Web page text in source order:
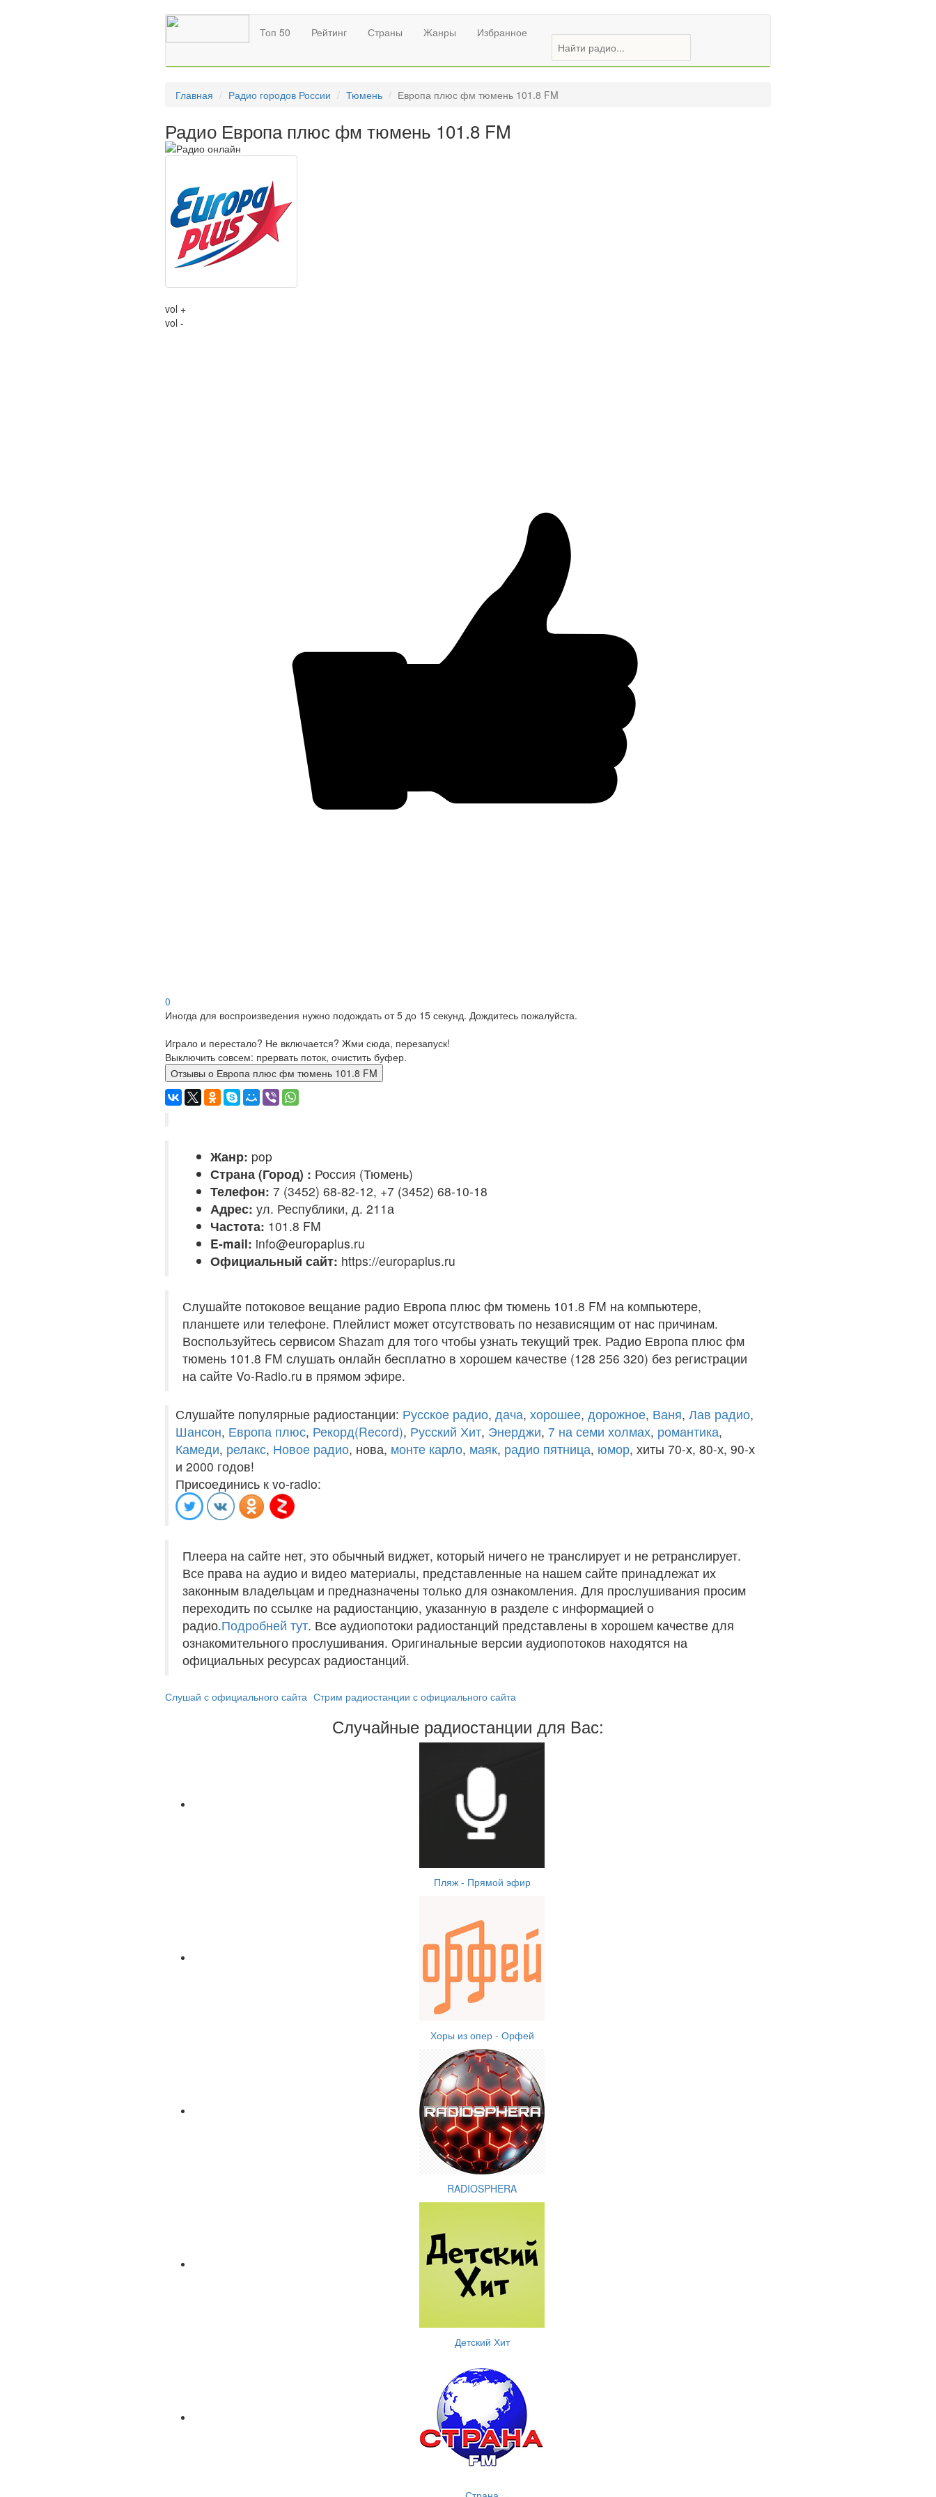
Топ 50 Рейтинг Страны Жанры Избранное
Главная Радио городов России Тюмень Европа плюс фм тюмень 101.8 FM
Радио Европа плюс фм тюмень 101.8 FM
vol +
vol -
0
Иногда для воспроизведения нужно подождать от 5 до 15 секунд. Дождитесь пожалуйста.
Играло и перестало? Не включается? Жми сюда, перезапуск!
Выключить совсем: прервать поток, очистить буфер.
Отзывы о Европа плюс фм тюмень 101.8 FM
Жанр: pop
Страна (Город) : Россия (Тюмень)
Телефон: 7 (3452) 68-82-12, +7 (3452) 68-10-18
Адрес: ул. Республики, д. 211а
Частота: 101.8 FM
E-mail: info@europaplus.ru
Официальный сайт: https://europaplus.ru
Слушайте потоковое вещание радио Европа плюс фм тюмень 101.8 FM на компьютере,
планшете или телефоне. Плейлист может отсутствовать по независящим от нас причинам.
Воспользуйтесь сервисом Shazam для того чтобы узнать текущий трек. Радио Европа плюс фм
тюмень 101.8 FM слушать онлайн бесплатно в хорошем качестве (128 256 320) без регистрации
на сайте Vo-Radio.ru в прямом эфире.
Слушайте популярные радиостанции: Русское радио, дача, хорошее, дорожное, Ваня, Лав радио,
Шансон, Европа плюс, Рекорд(Record), Русский Хит, Энерджи, 7 на семи холмах, романтика,
Камеди, релакс, Новое радио, нова, монте карло, маяк, радио пятница, юмор, хиты 70-х, 80-х, 90-х
и 2000 годов!
Присоединись к vo-radio:
Плеера на сайте нет, это обычный виджет, который ничего не транслирует и не ретранслирует.
Все права на аудио и видео материалы, представленные на нашем сайте принадлежат их
законным владельцам и предназначены только для ознакомления. Для прослушивания просим
переходить по ссылке на радиостанцию, указанную в разделе с информацией о
радио.Подробней тут. Все аудиопотоки радиостанций представлены в хорошем качестве для
ознакомительного прослушивания. Оригинальные версии аудиопотоков находятся на
официальных ресурсах радиостанций.
Слушай с официального сайта Стрим радиостанции с официального сайта
Случайные радиостанции для Вас:
Пляж - Прямой эфир
Хоры из опер - Орфей
RADIOSPHERA
Детский Хит